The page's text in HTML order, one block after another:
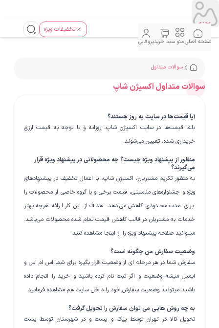
تخفیفات ویژه
صفحه اصلیمنو سبد خریدپروفایل
سوالات متداول
سوالات متداول اکسیژن شاپ
آیا قیمت‌ها در سایت به روز هستند؟
بله، قیمت‌ها در سایت اکسیژن شاپ، روزانه و با توجه به قیمت ارزی
خریداری شده، تعیین می‌شوند.
منظور از پیشنهاد ویژه چیست؟ چه محصولاتی در پیشنهاد ویژه قرار
می‌گیرند؟
به منظور تکریم مشتریان، اکسیژن شاپ، با اعمال تخفیف در پیشنهادهای
ویژه و جشنواره‌های مناسبتی، قیمت برخی و یا گروه خاصی از محصولات را
برای مدت محدودی کاهش می‌دهد. هدف از این کار ارائه هرچه بهتر
خدمات به مشتریان در قالب کاهش قیمت تمام شده محصولات می‌باشد.
میتوانید صفحه پیشنهاد ویژه را از اینجا مشاهده کنید
وضعیت سفارش من چگونه است؟
سفارش شما در هر مرحله ای از وضعیت قرار بگیره برای شما اس ام اس و
ایمیل میشه وضعیت و اگر ثبت نام کرده باشید و خرید را انجام داده
باشید میتونید وضعیت سفارش خود را داخل سایت هم مشاهده فرمایید
به چه روش هایی می توان سفارش را تحویل گرفت؟
تحویل کالا در تهران توسط پیک و پست و در شهرستان توسط پست